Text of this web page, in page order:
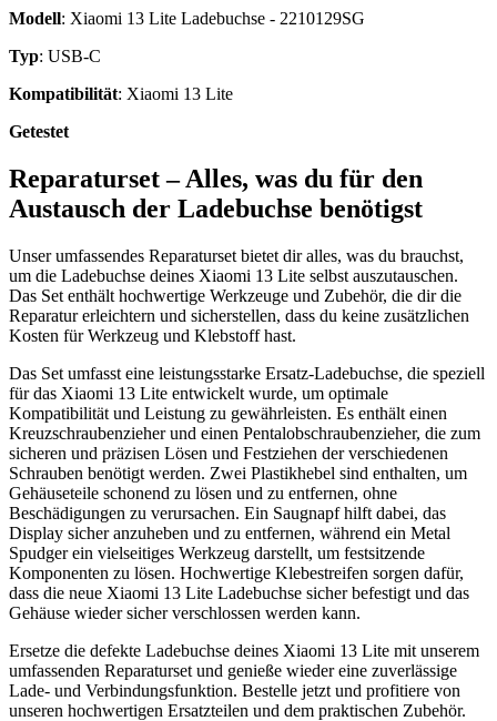
Modell: Xiaomi 13 Lite Ladebuchse - 2210129SG
Typ: USB-C
Kompatibilität: Xiaomi 13 Lite
Getestet
Reparaturset – Alles, was du für den
Austausch der Ladebuchse benötigst
Unser umfassendes Reparaturset bietet dir alles, was du brauchst,
um die Ladebuchse deines Xiaomi 13 Lite selbst auszutauschen.
Das Set enthält hochwertige Werkzeuge und Zubehör, die dir die
Reparatur erleichtern und sicherstellen, dass du keine zusätzlichen
Kosten für Werkzeug und Klebstoff hast.
Das Set umfasst eine leistungsstarke Ersatz-Ladebuchse, die speziell
für das Xiaomi 13 Lite entwickelt wurde, um optimale
Kompatibilität und Leistung zu gewährleisten. Es enthält einen
Kreuzschraubenzieher und einen Pentalobschraubenzieher, die zum
sicheren und präzisen Lösen und Festziehen der verschiedenen
Schrauben benötigt werden. Zwei Plastikhebel sind enthalten, um
Gehäuseteile schonend zu lösen und zu entfernen, ohne
Beschädigungen zu verursachen. Ein Saugnapf hilft dabei, das
Display sicher anzuheben und zu entfernen, während ein Metal
Spudger ein vielseitiges Werkzeug darstellt, um festsitzende
Komponenten zu lösen. Hochwertige Klebestreifen sorgen dafür,
dass die neue Xiaomi 13 Lite Ladebuchse sicher befestigt und das
Gehäuse wieder sicher verschlossen werden kann.
Ersetze die defekte Ladebuchse deines Xiaomi 13 Lite mit unserem
umfassenden Reparaturset und genieße wieder eine zuverlässige
Lade- und Verbindungsfunktion. Bestelle jetzt und profitiere von
unseren hochwertigen Ersatzteilen und dem praktischen Zubehör.